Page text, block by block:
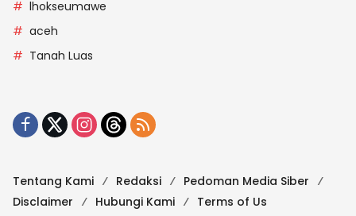
lhokseumawe
aceh
Tanah Luas
Tentang Kami Redaksi
Pedoman Media Siber
Disclaimer
Hubungi Kami Terms of Us